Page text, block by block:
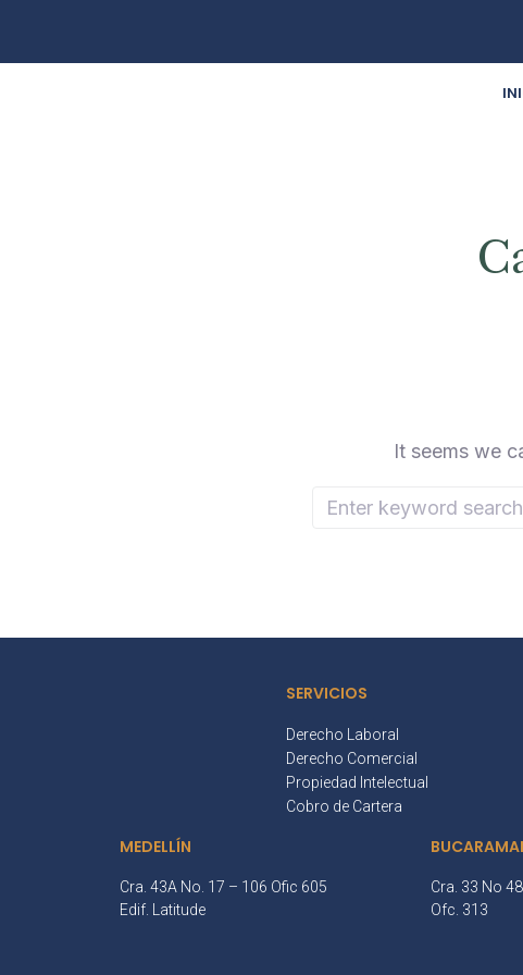
It seems we
SERVICIOS
Derecho Laboral
Derecho Comercial
Propiedad Intelectual
Cobro de Cartera
MEDELLÍN
Cra. 43A No. 17 – 106 Ofic 605
Edif. Latitude
Cra. 33 No
Ofc. 313